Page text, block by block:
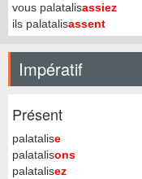
vous palatalisassiez
ils palatalisassent
Impératif
Présent
palatalise
palatalisons
palatalisez